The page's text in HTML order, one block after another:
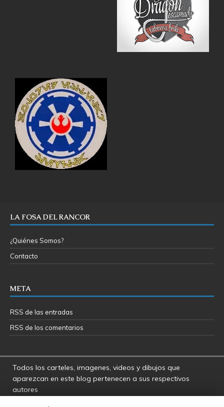
LA FOSA DEL RANCOR
¿Quiénes Somos?
Contacto
META
RSS de las entradas
RSS de los comentarios
Todos los carteles, imagenes, videos y dibujos que
aparezcan en este blog pertenecen a sus respectivos
autores